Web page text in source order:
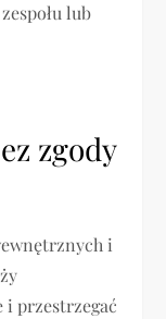
lub
zgody
i
przestrzegać